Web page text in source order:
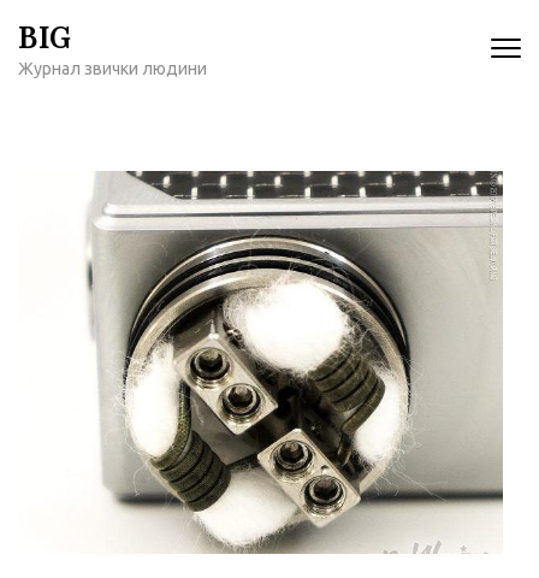
содержимому
BIG
Журнал звички людини